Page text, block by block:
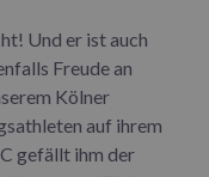
Und er ist auch
Freude an
Kölner
auf ihrem
gefällt ihm der